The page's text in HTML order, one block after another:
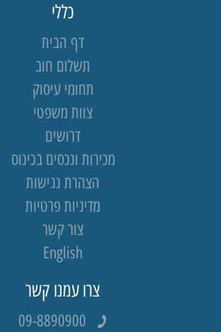
כללי
דף הבית
תשלום חוב
תחומי עיסוק
צוות משפטי
דרושים
מכירות ונכסים בכינוס
הצהרת נגישות
מדיניות פרטיות
צור קשר
English
צרו עמנו קשר
09-8890900